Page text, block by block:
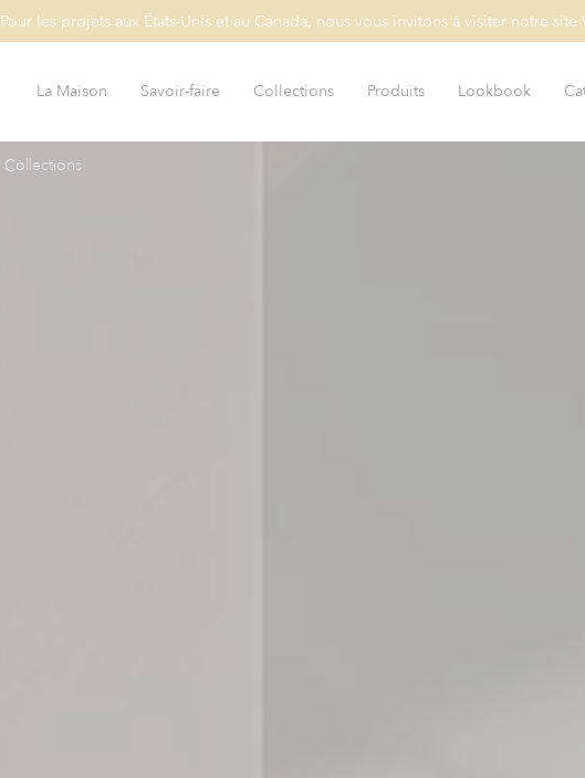
Pour les projets aux États-Unis et au Canada, nous vous invitons à visiter notre
La Maison Savoir-faire Collections Produits Lookbook
Collections